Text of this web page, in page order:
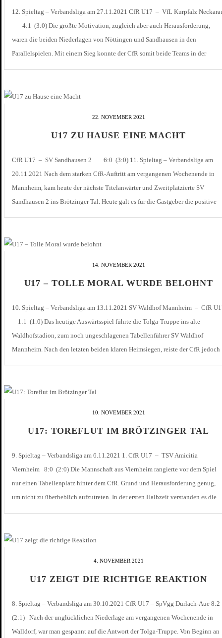
12. Spieltag – Verbandsliga am 27.11.2021 CfR U17 – VfL Kurpfalz
4:1 (3:0) Die größte Motivation, zugleich aber auch Herausforderung,
waren die beiden Niederlagen von Nöttingen und Sandhausen in den
Parallelspielen. Mit einem Sieg konnte der CfR somit beide Teams in der
22. NOVEMBER 2021
U17 ZU HAUSE EINE MACHT
CfR U17 – SV Sandhausen 2 6:0 (3:0) 11. Spieltag – Verbandsliga am
20.11.2021 Nach dem starken CfR-Auftritt am vergangenen Wochenende in
Mannheim, kam heute der nächste Titelanwärter und Zweitplatzierte SV
Sandhausen 2 ins Brötzinger Tal. Heute galt es für die Gastgeber die positive
14. NOVEMBER 2021
U17 – TOLLE MORAL WURDE BELOHNT
10. Spieltag – Verbandsliga am 13.11.2021 SV Waldhof Mannheim – CfR
1:1 (1:0) Das heutige Auswärtsspiel führte die Tolga-Truppe ins alte
Waldhofstadion, zum noch ungeschlagenen Tabellenführer SV Waldhof
Mannheim. Nach den letzten beiden klaren Heimsiegen, reiste der CfR jedoch
10. NOVEMBER 2021
U17: TOREFLUT IM BRÖTZINGER TAL
9. Spieltag – Verbandsliga am 6.11.2021 1. CfR U17 – TSV Amicitia
Viernheim 8:0 (2:0) Die Mannschaft aus Viernheim rangierte vor dem Spiel
nur einen Tabellenplatz hinter dem CfR. Grund und Herausforderung genug,
um nicht zu überheblich aufzutreten. In der ersten Halbzeit verstanden es die
4. NOVEMBER 2021
U17 ZEIGT DIE RICHTIGE REAKTION
8. Spieltag – Verbandsliga am 30.10.2021 CfR U17 – SpVgg Durlach-Aue 8:2
(2:1) Nach der unglücklichen Niederlage am vergangenen Wochenende in
Walldorf, war man gespannt auf die Antwort der Tolga-Truppe. Von Beginn an